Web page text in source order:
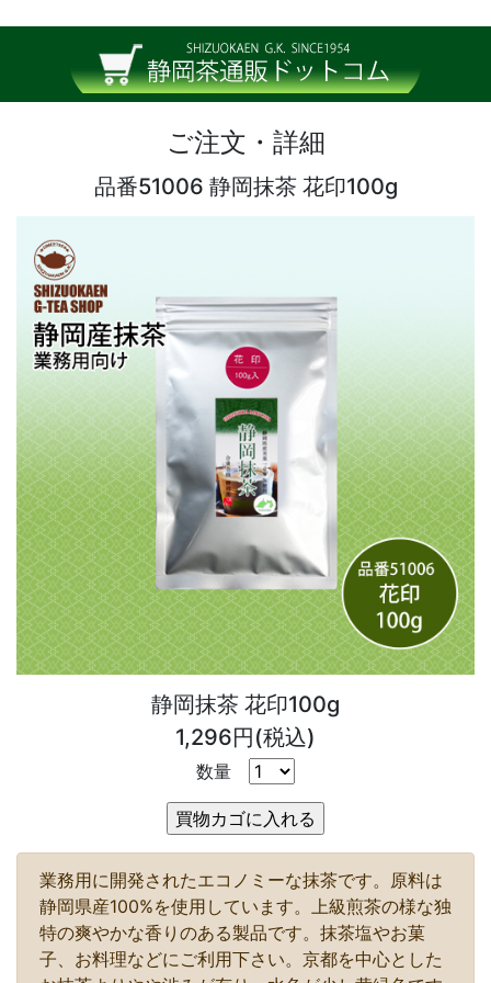
ご注文・詳細
品番51006 静岡抹茶 花印100g
静岡抹茶 花印100g
1,296円(税込)
数量
業務用に開発されたエコノミーな抹茶です。原料は
静岡県産100%を使用しています。上級煎茶の様な独
特の爽やかな香りのある製品です。抹茶塩やお菓
子、お料理などにご利用下さい。京都を中心とした